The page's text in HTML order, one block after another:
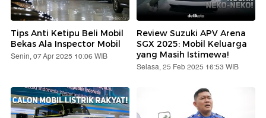
Tips Anti Ketipu Beli Mobil
Bekas Ala Inspector Mobil
Senin, 07 Apr 2025 10:06 WIB
Review Suzuki APV Arena
SGX 2025: Mobil Keluarga
yang Masih Istimewa!
Selasa, 25 Feb 2025 16:53 WIB